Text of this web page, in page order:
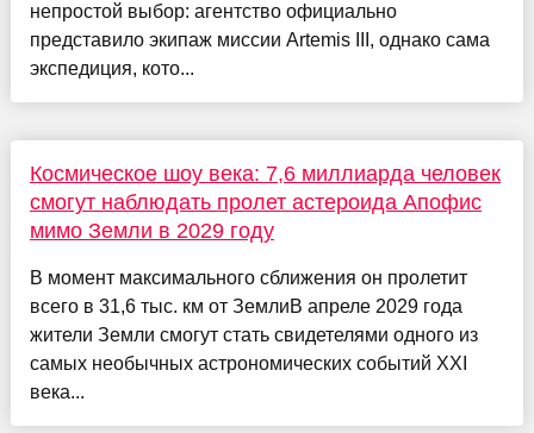
непростой выбор: агентство официально
представило экипаж миссии Artemis III, однако сама
экспедиция, кото...
Космическое шоу века: 7,6 миллиарда человек
смогут наблюдать пролет астероида Апофис
мимо Земли в 2029 году
В момент максимального сближения он пролетит
всего в 31,6 тыс. км от ЗемлиВ апреле 2029 года
жители Земли смогут стать свидетелями одного из
самых необычных астрономических событий XXI
века...